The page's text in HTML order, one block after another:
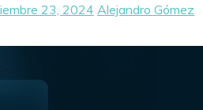
23, 2024 Alejandro Gómez